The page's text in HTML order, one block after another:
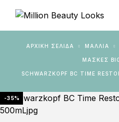
ΑΡΧΙΚΉ ΣΕΛΊΔΑ ΜΑΛΛΙΑ
ΜΆΣΚΕΣ
SCHWARZKOPF BC TIME
-35%